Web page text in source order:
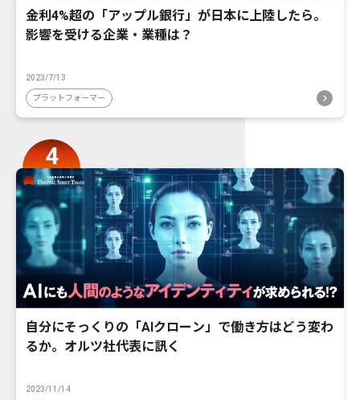
金利4%超の「アップル銀行」が日本に上陸したら。
影響を受ける企業・業種は？
2023/7/13
プラットフォーマー
自分にそっくりの「AIクローン」で働き方はどう変わ
るか。オルツ社代表に訊く
2023/11/14